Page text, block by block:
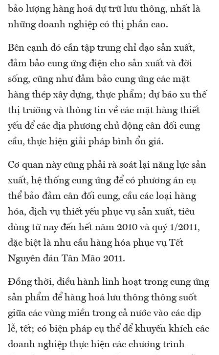
bảo lượng hàng hoá dự trữ lưu thông, nhất là
những doanh nghiệp có thị phần cao.
Bên cạnh đó cần tập trung chỉ đạo sản xuất,
đảm bảo cung ứng điện cho sản xuất và đời
sống, cũng như đảm bảo cung ứng các mặt
hàng thép xây dựng, thực phẩm; dự báo xu thế
thị trường và thông tin về các mặt hàng thiết
yếu để các địa phương chủ động cân đối cung
cầu, thực hiện giải pháp bình ổn giá.
Cơ quan này cũng phải rà soát lại năng lực sản
xuất, hệ thống cung ứng để có phương án cụ
thể bảo đảm cân đối cung, cầu các loại hàng
hóa, dịch vụ thiết yếu phục vụ sản xuất, tiêu
dùng từ nay đến hết năm 2010 và quý 1/2011,
đặc biệt là nhu cầu hàng hóa phục vụ Tết
Nguyên đán Tân Mão 2011.
Đồng thời, điều hành linh hoạt trong cung ứng
sản phẩm để hàng hoá lưu thông thông suốt
giữa các vùng miền trong cả nước vào các dịp
lễ, tết; có biện pháp cụ thể để khuyến khích các
doanh nghiệp thực hiện các chương trình